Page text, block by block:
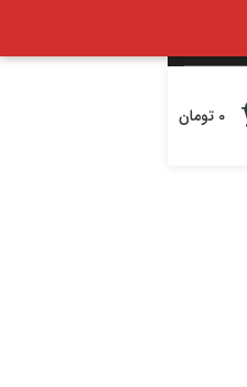
0 تومان